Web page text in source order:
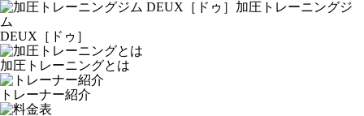
加圧トレーニングジ
ム
DEUX［ドゥ］
加圧トレーニングとは
トレーナー紹介